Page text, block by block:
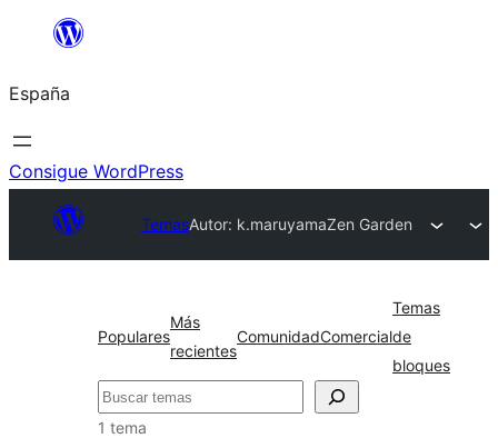
Saltar
contenido
España
Consigue WordPress
TemasAutor: k.maruyamaZen Garden
Populares
Más
recientes
ComunidadComercial
Temas
de
bloques
Buscar
1 tema